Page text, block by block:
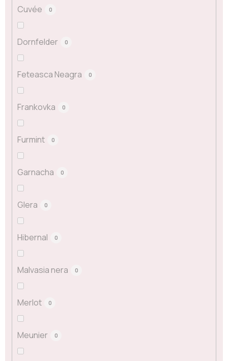
Cuvée 0
Dornfelder 0
Feteasca Neagra 0
Frankovka 0
Furmint 0
Garnacha 0
Glera 0
Hibernal 0
Malvasia nera 0
Merlot 0
Meunier 0